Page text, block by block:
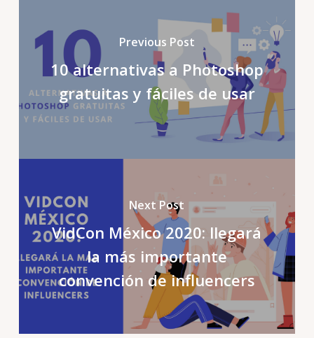
Previous Post
10 alternativas a Photoshop
gratuitas y fáciles de usar
Next Post
VidCon México 2020: llegará
la más importante
convención de influencers